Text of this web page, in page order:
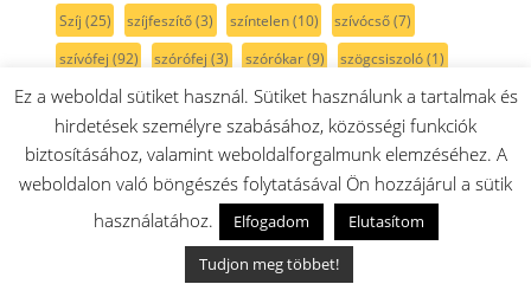
Szíj (25) szíjfeszítő(3) színtelen(10) szívócső(7)
szívófej (92) szórófej (3) szórókar(9) szögcsiszoló(1)
szögfúró(1) szögpolírozó(1) szöszszedő(3)
szöszszűrő(5) szürke(36) szűkítő(2) szűrő(175)
szűrőtartó
(6) sárga (3) sín (5) sótartály(7) sötétkék
(3)
sövénynyíró(1) sütemény kinyomó
sütési funkcióválasztó(31) sütő(315) sütőajtó
Ez a weboldal sütiket használ. Sütiket használunk a tartalmak és
hirdetések személyre szabásához, közösségi funkciók
biztosításához, valamint weboldalforgalmunk elemzéséhez. A
weboldalon való böngészés folytatásával Ön hozzájárul a sütik
használatához.
Elfogadom
Elutasítom
Tudjon meg többet!